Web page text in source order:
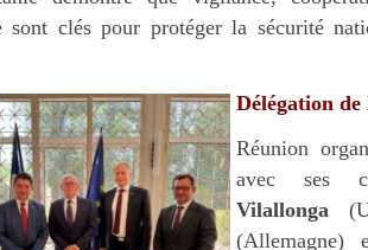
sont clés pour protéger la sécurité
Délégation de
Réunion
avec ses
Vilallonga